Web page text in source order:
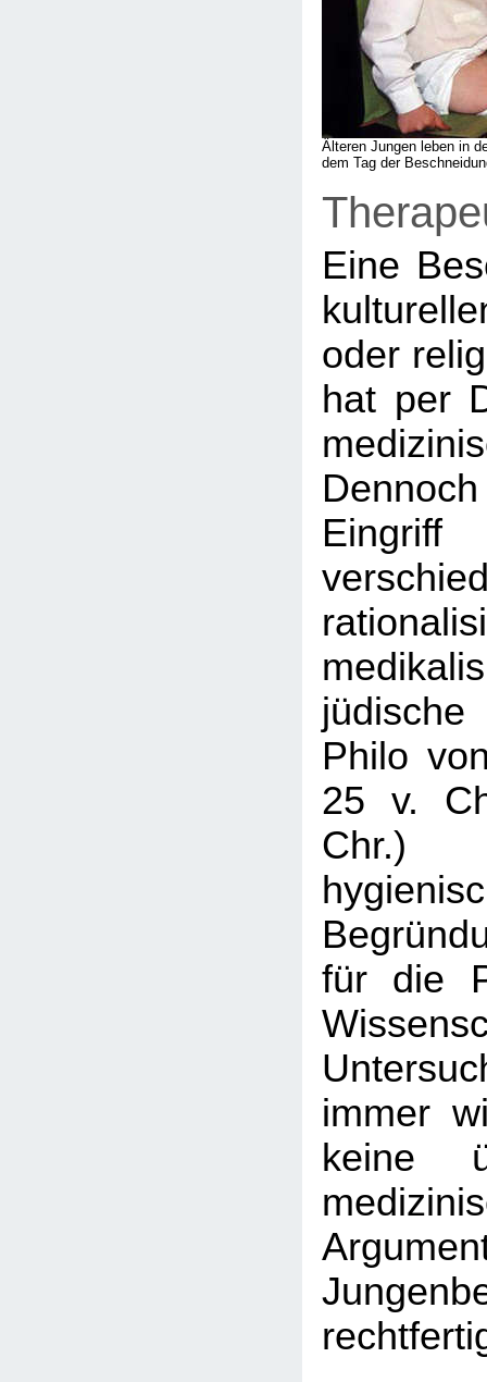
Älteren Jungen leben in
dem Tag der
Eine
oder
hat per
Philo
25 v.
Chr.)
für die
immer
keine